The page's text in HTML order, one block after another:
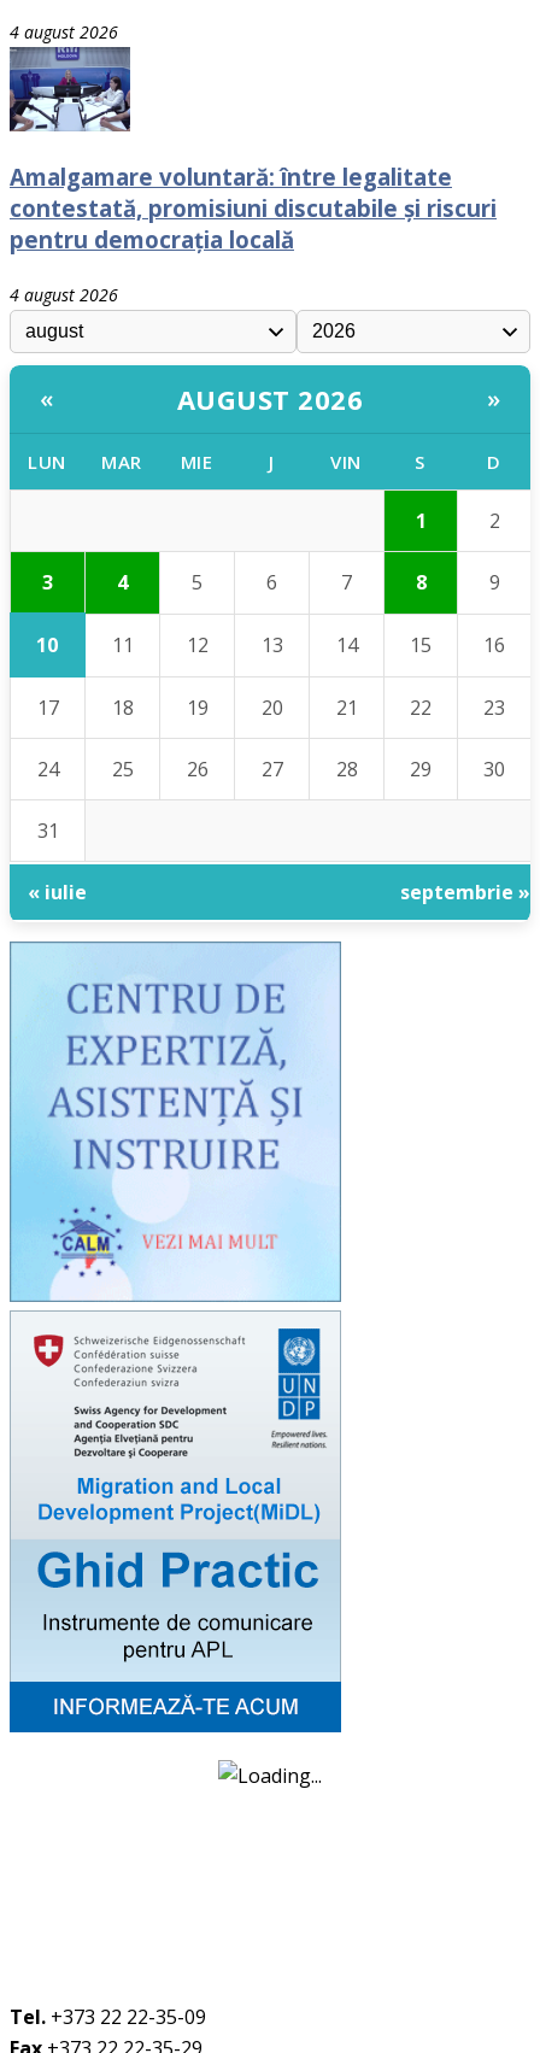
4 august 2026
Amalgamare voluntară: între legalitate
contestată, promisiuni discutabile și riscuri
pentru democrația locală
4 august 2026
« AUGUST 2026 »
LUN MAR MIE J VIN S D
1 2
3 4 5 6 7 8 9
10 11 12 13 14 15 16
17 18 19 20 21 22 23
24 25 26 27 28 29 30
31
« iulie septembrie »
Tel. +373 22 22-35-09